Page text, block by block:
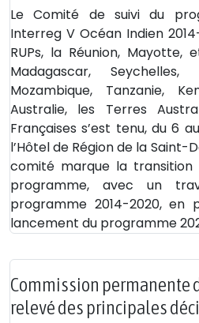
Le Comité de suivi du
Interreg V Océan Indien
RUPs, la Réunion, Mayotte,
Madagascar, Seychelles,
Mozambique, Tanzanie,
Australie, les Terres
Françaises s’est tenu, du 6
l’Hôtel de Région de la Saint-
comité marque la
programme, avec un
programme 2014-2020, en
lancement du programme
Commission permanente
relevé des principales